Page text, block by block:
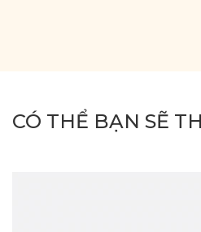
CÓ THỂ BẠN SẼ